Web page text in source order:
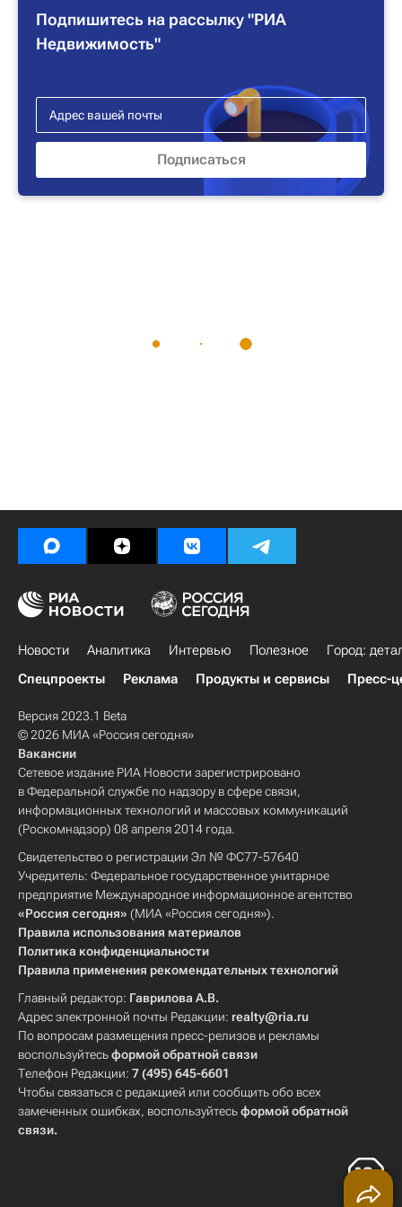
Подпишитесь на рассылку "РИА
Недвижимость"
Новости Аналитика Интервью Полезное
Город:
Спецпроекты
Реклама Продукты и сервисы Пресс-
Версия 2023.1 Beta
© 2026 МИА «Россия сегодня»
Вакансии
Сетевое издание РИА Новости зарегистрировано
в Федеральной службе по надзору в сфере связи,
информационных технологий и массовых коммуникаций
(Роскомнадзор) 08 апреля 2014 года.
Свидетельство о регистрации Эл № ФС77-57640
Учредитель: Федеральное государственное унитарное
предприятие Международное информационное агентство
«Россия сегодня» (МИА «Россия сегодня»).
Правила использования материалов
Политика конфиденциальности
Правила применения рекомендательных технологий
Главный редактор: Гаврилова А.В.
Адрес электронной почты Редакции: realty@ria.ru
По вопросам размещения пресс-релизов и рекламы
воспользуйтесьформой обратной связи
Телефон Редакции: 7 (495) 645-6601
Чтобы связаться с редакцией или сообщить обо всех
замеченных ошибках, воспользуйтесьформой обратной
связи.